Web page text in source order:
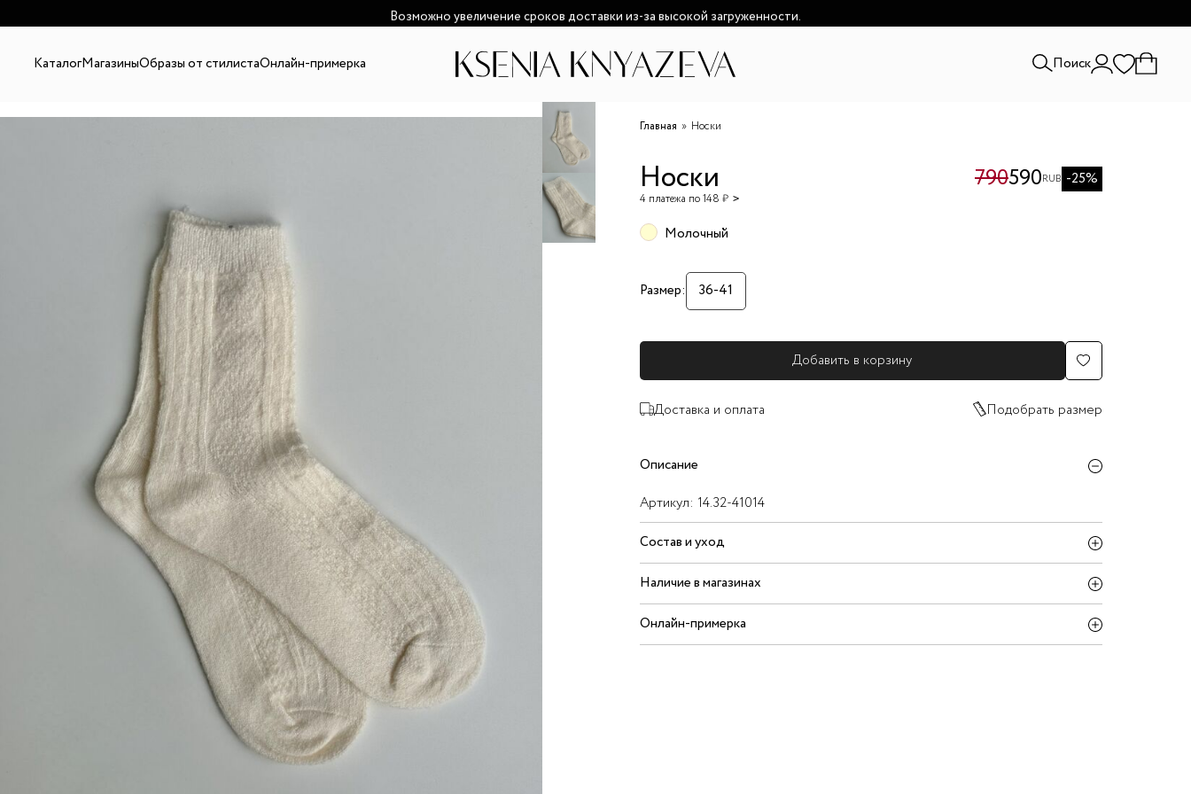
Возможно увеличение сроков доставки из-за высокой загруженности.
КаталогМагазиныОбразы от стилистаОнлайн-примерка Поиск
Главная Носки
Носки
4 платежа по 148 ₽
790590RUB -25%
Молочный
Размер: 36-41
Добавить в корзину
Доставка и оплата Подобрать размер
Описание
Артикул: 14.32-41014
Состав и уход
Наличие в магазинах
Онлайн-примерка